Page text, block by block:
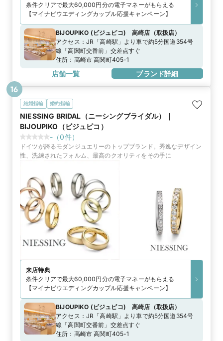
条件クリアで最大60,000円分の電子マネーがもらえる
【マイナビウエディングカップル応援キャンペーン】
BIJOUPIKO (ビジュピコ) 高崎店 （取扱店）
アクセス： JR「高崎駅」より車で約5分国道354号
線「高関町交番前」交差点すぐ
住所： 高崎市 高関町405-1
店舗一覧 ブランド詳細
結婚指輪 婚約指輪
NIESSING BRIDAL（ニーシングブライダル）｜
BIJOUPIKO（ビジュピコ）
- （0件）
ドイツが誇るモダンジュエリーのトップブランド。秀逸なデザイン
性、洗練されたフォルム、最高のクオリティをその手に
来店特典
条件クリアで最大60,000円分の電子マネーがもらえる
【マイナビウエディングカップル応援キャンペーン】
BIJOUPIKO (ビジュピコ) 高崎店 （取扱店）
アクセス： JR「高崎駅」より車で約5分国道354号
線「高関町交番前」交差点すぐ
住所： 高崎市 高関町405-1
16